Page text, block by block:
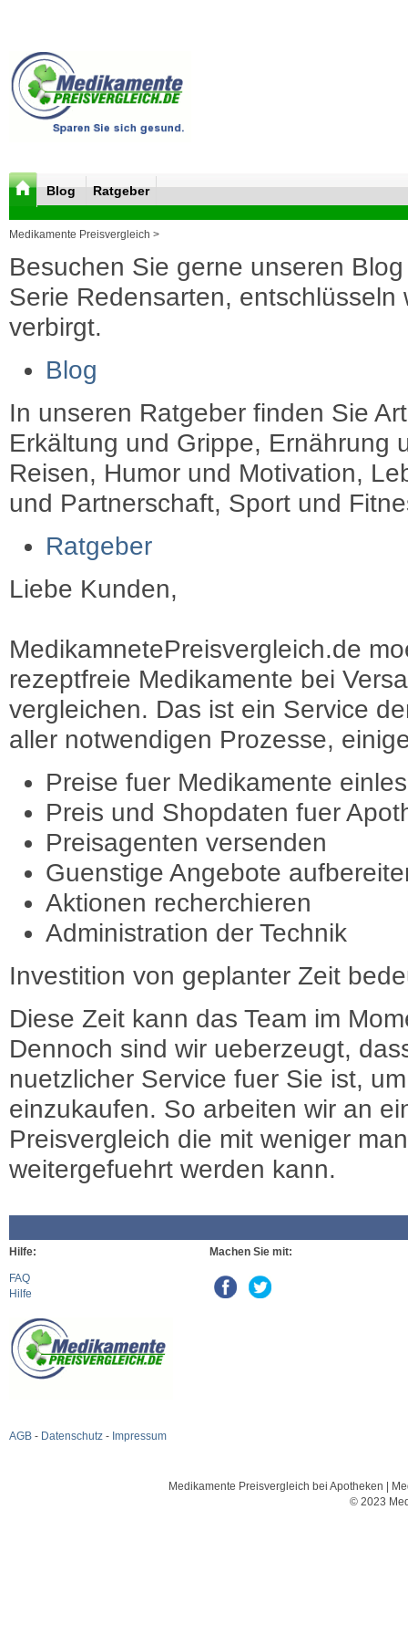
Blog Ratgeber
Medikamente Preisvergleich >
Besuchen Sie gerne unseren
Serie Redensarten, entschlüsseln
verbirgt.
Blog
In unseren Ratgeber finden Sie
Erkältung und Grippe, Ernährung
Reisen, Humor und Motivation,
und Partnerschaft, Sport und
Ratgeber
Liebe Kunden,
MedikamnetePreisvergleich.de
rezeptfreie Medikamente bei
vergleichen. Das ist ein Service
aller notwendigen Prozesse,
Preise fuer Medikamente
Preis und Shopdaten fuer
Preisagenten versenden
Guenstige Angebote
Aktionen recherchieren
Administration der Technik
Investition von geplanter Zeit
Diese Zeit kann das Team im
Dennoch sind wir ueberzeugt,
nuetzlicher Service fuer Sie ist,
einzukaufen. So arbeiten wir an
Preisvergleich die mit weniger
weitergefuehrt werden kann.
Hilfe:
FAQ
Hilfe
AGB - Datenschutz - Impressum
Machen Sie mit:
Medikamente Preisvergleich bei Apotheken |
© 2023